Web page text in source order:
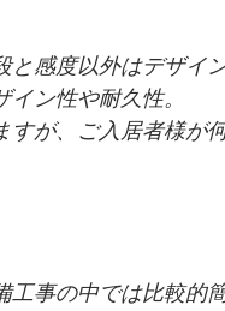
感度以外はデザイ
ン性や耐久性。
すが、ご入居者様が
事の中では比較的